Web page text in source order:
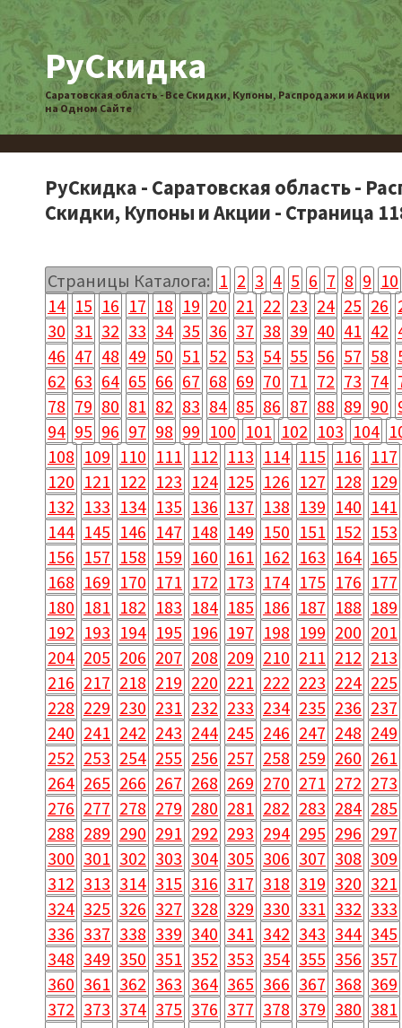
РуСкидка
Саратовская область - Все Скидки, Купоны, Распродажи и Акции
на Одном Сайте
РуСкидка - Саратовская область -
Скидки, Купоны и Акции - Страница
Страницы Каталога: 1 2 3 4 5 6 7 8 9 10
14 15 16 17 18 19 20 21 22 23 24 25 26
30 31 32 33 34 35 36 37 38 39 40 41 42
46 47 48 49 50 51 52 53 54 55 56 57 58
62 63 64 65 66 67 68 69 70 71 72 73 74
78 79 80 81 82 83 84 85 86 87 88 89 90
94 95 96 97 98 99 100 101 102 103 104
108 109 110 111 112 113 114 115 116 117
120 121 122 123 124 125 126 127 128 129
132 133 134 135 136 137 138 139 140 141
144 145 146 147 148 149 150 151 152 153
156 157 158 159 160 161 162 163 164 165
168 169 170 171 172 173 174 175 176 177
180 181 182 183 184 185 186 187 188 189
192 193 194 195 196 197 198 199 200 201
204 205 206 207 208 209 210 211 212 213
216 217 218 219 220 221 222 223 224 225
228 229 230 231 232 233 234 235 236 237
240 241 242 243 244 245 246 247 248 249
252 253 254 255 256 257 258 259 260 261
264 265 266 267 268 269 270 271 272 273
276 277 278 279 280 281 282 283 284 285
288 289 290 291 292 293 294 295 296 297
300 301 302 303 304 305 306 307 308 309
312 313 314 315 316 317 318 319 320 321
324 325 326 327 328 329 330 331 332 333
336 337 338 339 340 341 342 343 344 345
348 349 350 351 352 353 354 355 356 357
360 361 362 363 364 365 366 367 368 369
372 373 374 375 376 377 378 379 380 381